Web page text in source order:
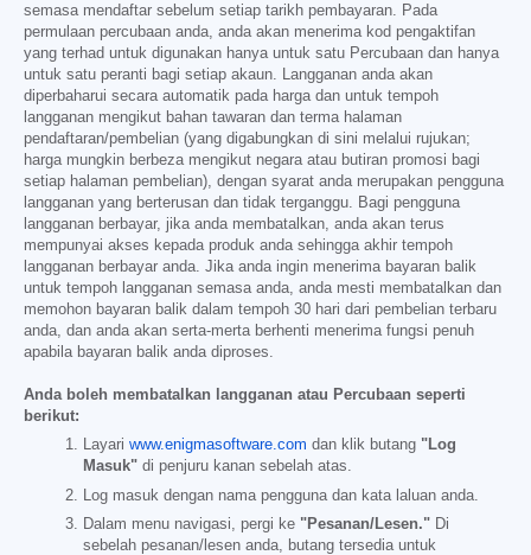
semasa mendaftar sebelum setiap tarikh pembayaran. Pada
permulaan percubaan anda, anda akan menerima kod pengaktifan
yang terhad untuk digunakan hanya untuk satu Percubaan dan hanya
untuk satu peranti bagi setiap akaun. Langganan anda akan
diperbaharui secara automatik pada harga dan untuk tempoh
langganan mengikut bahan tawaran dan terma halaman
pendaftaran/pembelian (yang digabungkan di sini melalui rujukan;
harga mungkin berbeza mengikut negara atau butiran promosi bagi
setiap halaman pembelian), dengan syarat anda merupakan pengguna
langganan yang berterusan dan tidak terganggu. Bagi pengguna
langganan berbayar, jika anda membatalkan, anda akan terus
mempunyai akses kepada produk anda sehingga akhir tempoh
langganan berbayar anda. Jika anda ingin menerima bayaran balik
untuk tempoh langganan semasa anda, anda mesti membatalkan dan
memohon bayaran balik dalam tempoh 30 hari dari pembelian terbaru
anda, dan anda akan serta-merta berhenti menerima fungsi penuh
apabila bayaran balik anda diproses.
Anda boleh membatalkan langganan atau Percubaan seperti
berikut:
Layari www.enigmasoftware.com dan klik butang "Log
Masuk" di penjuru kanan sebelah atas.
Log masuk dengan nama pengguna dan kata laluan anda.
Dalam menu navigasi, pergi ke "Pesanan/Lesen." Di
sebelah pesanan/lesen anda, butang tersedia untuk